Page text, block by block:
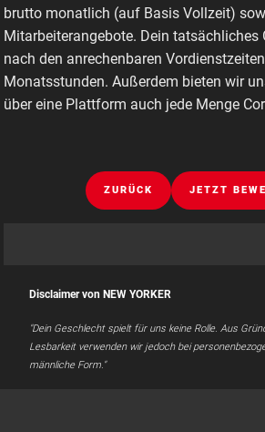
brutto monatlich (auf Basis Vollzeit)
Mitarbeiterangebote. Dein tatsächliches
nach den anrechenbaren
Monatsstunden. Außerdem bieten wir
über eine Plattform auch jede Menge
ZURÜCK JETZT
Disclaimer von NEW YORKER
"Dein Geschlecht spielt für uns keine Rolle. Aus
Lesbarkeit verwenden wir jedoch bei
männliche Form."